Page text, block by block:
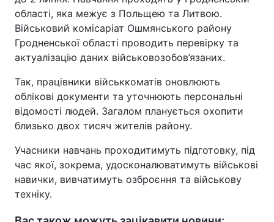
області, яка межує з Польщею та Литвою.
Військовий комісаріат Ошмянського району
Гродненської області проводить перевірку та
актуалізацію даних військовозобов’язаних.
Так, працівники військкоматів оновлюють
облікові документи та уточнюють персональні
відомості людей. Загалом планується охопити
близько двох тисяч жителів району.
Учасники навчань проходитимуть підготовку, під
час якої, зокрема, удосконалюватимуть військові
навички, вивчатимуть озброєння та військову
техніку.